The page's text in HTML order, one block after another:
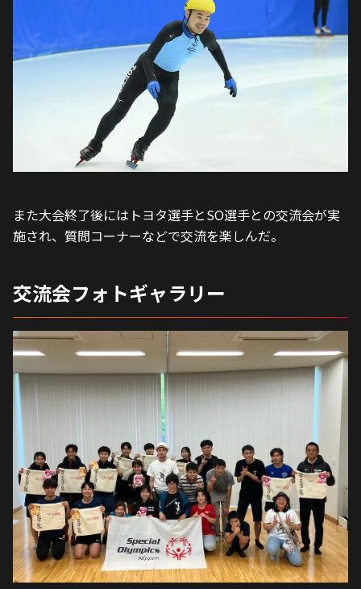
また大会終了後にはトヨタ選手とSO選手との交流会が実
施され、質問コーナーなどで交流を楽しんだ。
交流会フォトギャラリー